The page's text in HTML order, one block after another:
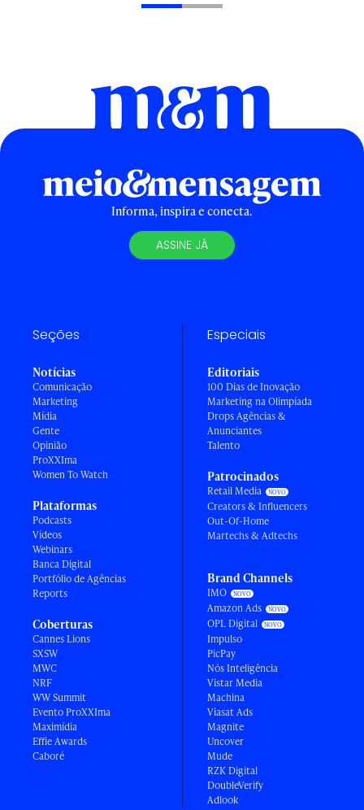
Informa, inspira e conecta.
ASSINE JÁ
Seções
Notícias
Comunicação
Marketing
Mídia
Gente
Opinião
ProXXIma
Women To Watch
Plataformas
Podcasts
Vídeos
Webinars
Banca Digital
Portfólio de Agências
Reports
Coberturas
Cannes Lions
SXSW
MWC
NRF
WW Summit
Evento ProXXIma
Maximídia
Effie Awards
Caboré
Especiais
Editoriais
100 Dias de Inovação
Marketing na Olimpíada
Drops Agências &
Anunciantes
Talento
Patrocinados
Retail Media
Creators & Influencers
Out-Of-Home
Martechs & Adtechs
Brand Channels
IMO
Amazon Ads
OPL Digital
Impulso
PicPay
Nós Inteligência
Vistar Media
Machina
Viasat Ads
Magnite
Uncover
Mude
RZK Digital
DoubleVerify
Adlook